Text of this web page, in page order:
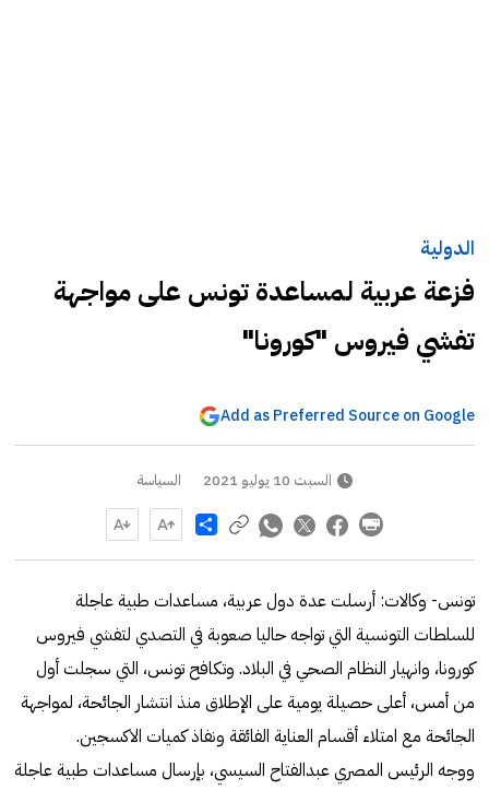
الدولية
فزعة عربية لمساعدة تونس على مواجهة
تفشي فيروس "كورونا"
Add as Preferred Source on Google
السبت 10 يوليو 2021 السياسة
Share
تونس- وكالات: أرسلت عدة دول عربية، مساعدات طبية عاجلة
للسلطات التونسية التي تواجه حاليا صعوبة في التصدي لتفشي فيروس
كورونا، وانهيار النظام الصحي في البلاد. وتكافح تونس، التي سجلت أول
من أمس، أعلى حصيلة يومية على الإطلاق منذ انتشار الجائحة، لمواجهة
الجائحة مع امتلاء أقسام العناية الفائقة ونفاذ كميات الاكسجين.
ووجه الرئيس المصري عبدالفتاح السيسي، بإرسال مساعدات طبية عاجلة